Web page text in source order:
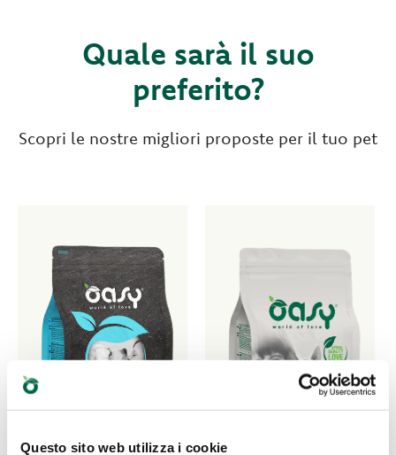
Questo sito web utilizza i cookie
Quale sarà il suo
preferito?
Scopri le nostre migliori proposte per il tuo pet